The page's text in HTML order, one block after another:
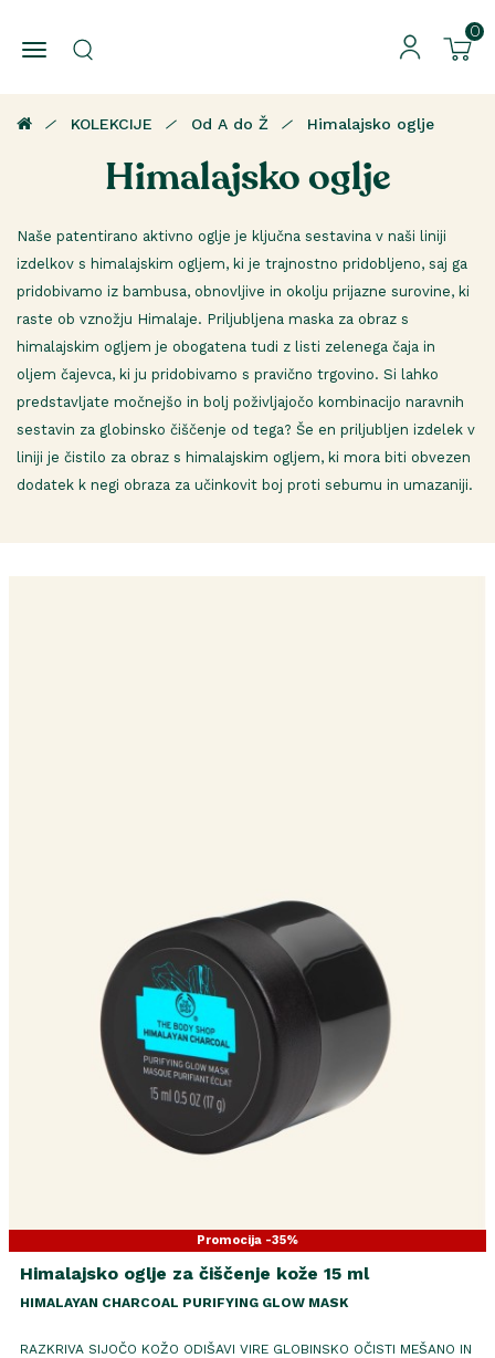
0
KOLEKCIJE Od A do Ž Himalajsko oglje
Himalajsko oglje
Naše patentirano aktivno oglje je ključna sestavina v naši liniji
izdelkov s himalajskim ogljem, ki je trajnostno pridobljeno, saj ga
pridobivamo iz bambusa, obnovljive in okolju prijazne surovine, ki
raste ob vznožju Himalaje. Priljubljena maska za obraz s
himalajskim ogljem je obogatena tudi z listi zelenega čaja in
oljem čajevca, ki ju pridobivamo s pravično trgovino. Si lahko
predstavljate močnejšo in bolj poživljajočo kombinacijo naravnih
sestavin za globinsko čiščenje od tega? Še en priljubljen izdelek v
liniji je čistilo za obraz s himalajskim ogljem, ki mora biti obvezen
dodatek k negi obraza za učinkovit boj proti sebumu in umazaniji.
Promocija -35%
Himalajsko oglje za čiščenje kože 15 ml
HIMALAYAN CHARCOAL PURIFYING GLOW MASK
RAZKRIVA SIJOČO KOŽO ODIŠAVI VIRE GLOBINSKO OČISTI MEŠANO IN